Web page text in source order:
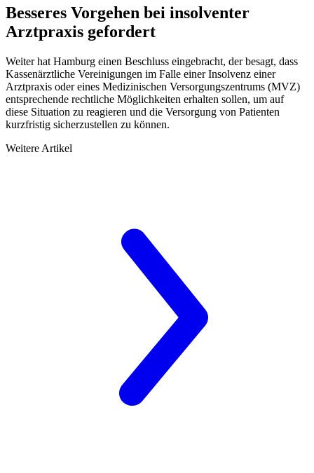
Besseres Vorgehen bei insolventer
Arztpraxis gefordert
Weiter hat Hamburg einen Beschluss eingebracht, der besagt, dass
Kassenärztliche Vereinigungen im Falle einer Insolvenz einer
Arztpraxis oder eines Medizinischen Versorgungszentrums (MVZ)
entsprechende rechtliche Möglichkeiten erhalten sollen, um auf
diese Situation zu reagieren und die Versorgung von Patienten
kurzfristig sicherzustellen zu können.
Weitere Artikel